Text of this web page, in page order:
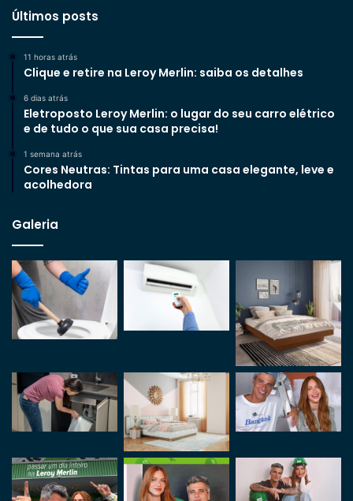
Últimos posts
11 horas atrás
Clique e retire na Leroy Merlin: saiba os detalhes
6 dias atrás
Eletroposto Leroy Merlin: o lugar do seu carro elétrico
e de tudo o que sua casa precisa!
1 semana atrás
Cores Neutras: Tintas para uma casa elegante, leve e
acolhedora
Galeria